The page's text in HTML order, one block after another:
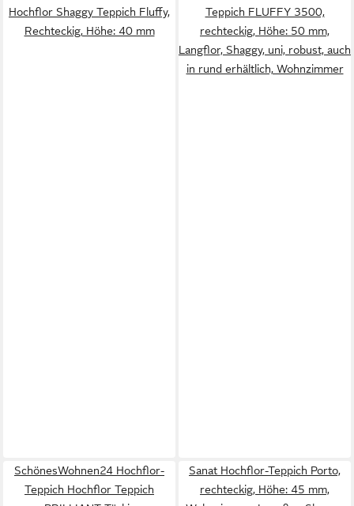
Hochflor Shaggy Teppich Fluffy,
Rechteckig, Höhe: 40 mm
Teppich FLUFFY 3500,
rechteckig, Höhe: 50 mm,
Langflor, Shaggy, uni, robust, auch
in rund erhältlich, Wohnzimmer
SchönesWohnen24 Hochflor-
Teppich Hochflor Teppich
Sanat Hochflor-Teppich Porto,
rechteckig, Höhe: 45 mm,